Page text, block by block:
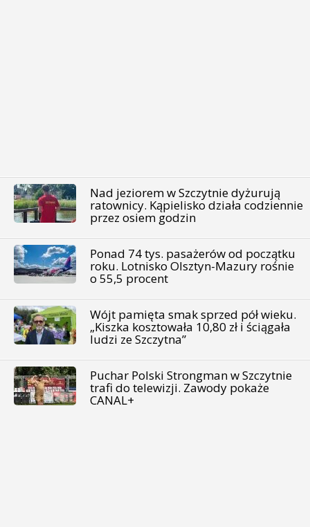
Nad jeziorem w Szczytnie dyżurują
ratownicy. Kąpielisko działa codziennie
przez osiem godzin
Ponad 74 tys. pasażerów od początku
roku. Lotnisko Olsztyn-Mazury rośnie
o 55,5 procent
Wójt pamięta smak sprzed pół wieku.
„Kiszka kosztowała 10,80 zł i ściągała
ludzi ze Szczytna”
Puchar Polski Strongman w Szczytnie
trafi do telewizji. Zawody pokaże
CANAL+